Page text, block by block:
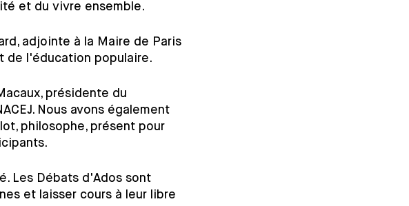
et du vivre ensemble.
adjointe à la Maire de Paris
de l'éducation populaire.
présidente du
Nous avons également
philosophe, présent pour
Les Débats d'Ados sont
et laisser cours à leur libre